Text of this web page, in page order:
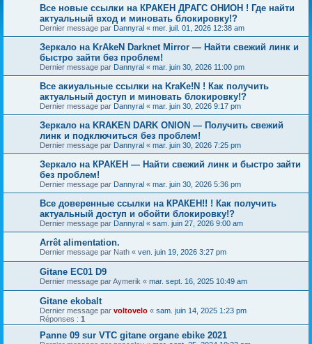
Все новые ссылки на КРАКЕН ДРАГС ОНИОН ! Где найти
актуальный вход и миновать блокировку!?
Dernier message par Dannyral « mer. juil. 01, 2026 12:38 am
Зеркало на KrAkeN Darknet Mirror — Найти свежий линк и
быстро зайти без проблем!
Dernier message par Dannyral « mar. juin 30, 2026 11:00 pm
Все акиуальные ссылки на KraKe!N ! Как получить
актуальный доступ и миновать блокировку!?
Dernier message par Dannyral « mar. juin 30, 2026 9:17 pm
Зеркало на KRAKEN DARK ONION — Получить свежий
линк и подключиться без проблем!
Dernier message par Dannyral « mar. juin 30, 2026 7:25 pm
Зеркало на КРАКЕН — Найти свежий линк и быстро зайти
без проблем!
Dernier message par Dannyral « mar. juin 30, 2026 5:36 pm
Все доверенные ссылки на КРАКЕН!! ! Как получить
актуальный доступ и обойти блокировку!?
Dernier message par Dannyral « sam. juin 27, 2026 9:00 am
Arrêt alimentation.
Dernier message par Nath « ven. juin 19, 2026 3:27 pm
Gitane EC01 D9
Dernier message parAymerik « mar. sept. 16, 2025 10:49 am
Gitane ekobalt
Dernier message par voltovelo « sam. juin 14, 2025 1:23 pm
Réponses : 1
Panne 09 sur VTC gitane organe ebike 2021